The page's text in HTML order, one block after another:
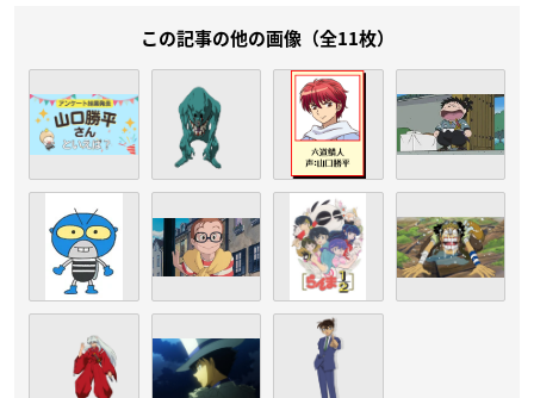
山口勝平さんは福岡県出身で現在有限会社 悟空の代表を務めて
おり、今年で58歳を迎えます。
舞台俳優として活躍する一方で、声優としての活動は23歳から
スタートした山口さん。
1989年にTVアニメ「らんま1/2 」の早乙女乱馬役で初主演を果
たし、その後も数々のメインキャラクターの声を担当。
2019年には第13回声優アワードにて、“最も声優という職業を
この記事の他の画像（全11枚）